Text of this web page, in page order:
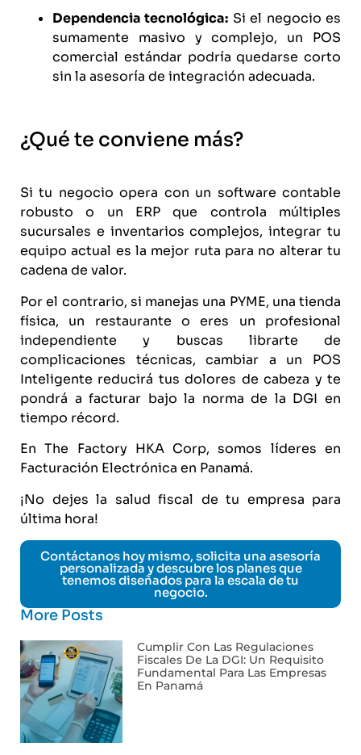
Dependencia tecnológica: Si el negocio es
sumamente masivo y complejo, un POS
comercial estándar podría quedarse corto
sin la asesoría de integración adecuada.
¿Qué te conviene más?
Si tu negocio opera con un software contable
robusto o un ERP que controla múltiples
sucursales e inventarios complejos, integrar tu
equipo actual es la mejor ruta para no alterar tu
cadena de valor.
Por el contrario, si manejas una PYME, una tienda
física, un restaurante o eres un profesional
independiente y buscas librarte de
complicaciones técnicas, cambiar a un POS
Inteligente reducirá tus dolores de cabeza y te
pondrá a facturar bajo la norma de la DGI en
tiempo récord.
En The Factory HKA Corp, somos líderes en
Facturación Electrónica en Panamá.
¡No dejes la salud fiscal de tu empresa para
última hora!
Contáctanos hoy mismo, solicita una asesoría
personalizada y descubre los planes que
tenemos diseñados para la escala de tu
negocio.
More Posts
Cumplir Con Las Regulaciones
Fiscales De La DGI: Un Requisito
Fundamental Para Las Empresas
En Panamá